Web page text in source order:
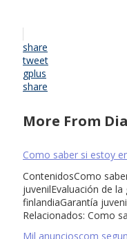
share
tweet
gplus
share
More From
Como saber si estoy
ContenidosComo
juvenilEvaluación de
finlandiaGarantía
Relacionados: Como
Mil anuncioscom